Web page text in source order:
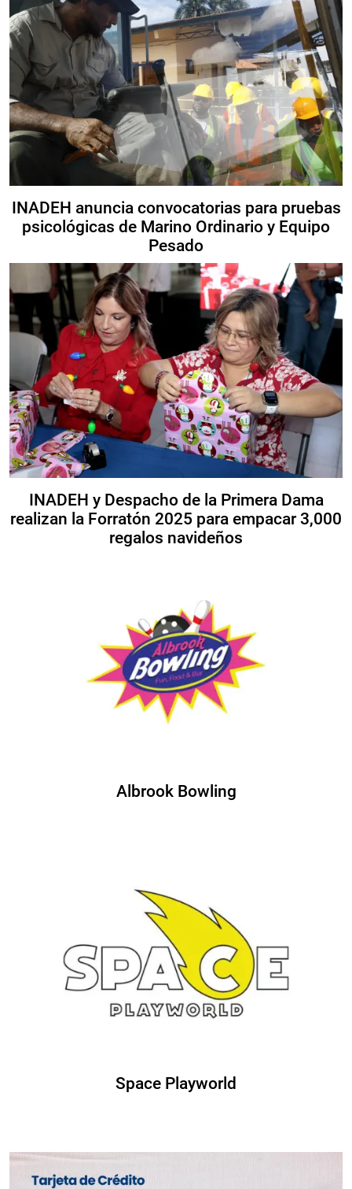
INADEH anuncia convocatorias para pruebas
psicológicas de Marino Ordinario y Equipo
Pesado
INADEH y Despacho de la Primera Dama
realizan la Forratón 2025 para empacar 3,000
regalos navideños
Albrook Bowling
Space Playworld